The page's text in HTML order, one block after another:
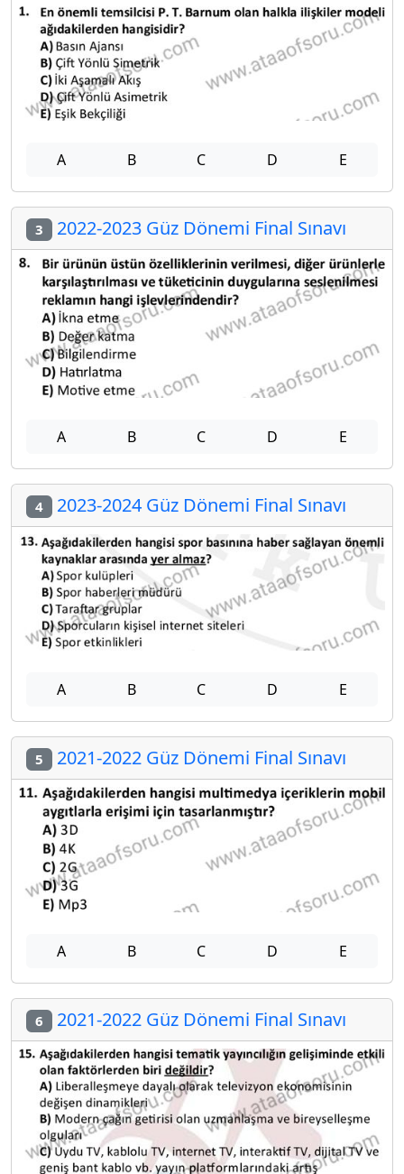
A B C D E
3 2022-2023 Güz Dönemi Final Sınavı
A B C D E
4 2023-2024 Güz Dönemi Final Sınavı
A B C D E
5 2021-2022 Güz Dönemi Final Sınavı
A B C D E
6 2021-2022 Güz Dönemi Final Sınavı